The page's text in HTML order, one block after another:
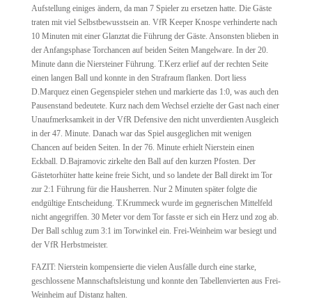
Aufstellung einiges ändern, da man 7 Spieler zu ersetzen hatte. Die Gäste
traten mit viel Selbstbewusstsein an. VfR Keeper Knospe verhinderte nach
10 Minuten mit einer Glanztat die Führung der Gäste. Ansonsten blieben in
der Anfangsphase Torchancen auf beiden Seiten Mangelware. In der 20.
Minute dann die Niersteiner Führung. T.Kerz erlief auf der rechten Seite
einen langen Ball und konnte in den Strafraum flanken. Dort liess
D.Marquez einen Gegenspieler stehen und markierte das 1:0, was auch den
Pausenstand bedeutete. Kurz nach dem Wechsel erzielte der Gast nach einer
Unaufmerksamkeit in der VfR Defensive den nicht unverdienten Ausgleich
in der 47. Minute. Danach war das Spiel ausgeglichen mit wenigen
Chancen auf beiden Seiten. In der 76. Minute erhielt Nierstein einen
Eckball. D.Bajramovic zirkelte den Ball auf den kurzen Pfosten. Der
Gästetorhüter hatte keine freie Sicht, und so landete der Ball direkt im Tor
zur 2:1 Führung für die Hausherren. Nur 2 Minuten später folgte die
endgültige Entscheidung. T.Krummeck wurde im gegnerischen Mittelfeld
nicht angegriffen. 30 Meter vor dem Tor fasste er sich ein Herz und zog ab.
Der Ball schlug zum 3:1 im Torwinkel ein. Frei-Weinheim war besiegt und
der VfR Herbstmeister.
FAZIT: Nierstein kompensierte die vielen Ausfälle durch eine starke,
geschlossene Mannschaftsleistung und konnte den Tabellenvierten aus Frei-
Weinheim auf Distanz halten.